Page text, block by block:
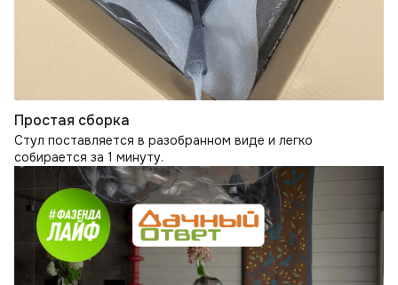
Простая сборка
Стул поставляется в разобранном виде и легко
собирается за 1 минуту.